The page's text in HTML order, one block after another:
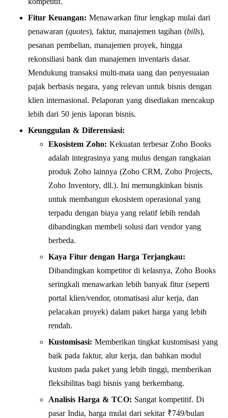
Fitur Keuangan: Menawarkan fitur lengkap mulai dari
penawaran (quotes), faktur, manajemen tagihan (bills),
pesanan pembelian, manajemen proyek, hingga
rekonsiliasi bank dan manajemen inventaris dasar.
Mendukung transaksi multi-mata uang dan penyesuaian
pajak berbasis negara, yang relevan untuk bisnis dengan
klien internasional. Pelaporan yang disediakan mencakup
lebih dari 50 jenis laporan bisnis.
Keunggulan & Diferensiasi:
Ekosistem Zoho: Kekuatan terbesar Zoho Books
adalah integrasinya yang mulus dengan rangkaian
produk Zoho lainnya (Zoho CRM, Zoho Projects,
Zoho Inventory, dll.). Ini memungkinkan bisnis
untuk membangun ekosistem operasional yang
terpadu dengan biaya yang relatif lebih rendah
dibandingkan membeli solusi dari vendor yang
berbeda.
Kaya Fitur dengan Harga Terjangkau:
Dibandingkan kompetitor di kelasnya, Zoho Books
seringkali menawarkan lebih banyak fitur (seperti
portal klien/vendor, otomatisasi alur kerja, dan
pelacakan proyek) dalam paket harga yang lebih
rendah.
Kustomisasi: Memberikan tingkat kustomisasi yang
baik pada faktur, alur kerja, dan bahkan modul
kustom pada paket yang lebih tinggi, memberikan
fleksibilitas bagi bisnis yang berkembang.
Analisis Harga & TCO: Sangat kompetitif. Di
pasar India, harga mulai dari sekitar ₹749/bulan